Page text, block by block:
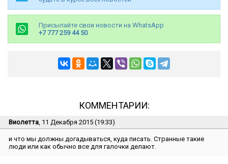
Присылайте свои новости на WhatsApp
+7 777 259 44 50
КОММЕНТАРИИ:
Виолетта, 11 Декабря 2015 (19:33)
и что мы должны догадываться, куда писать. Странные такие
люди или как обычно все для галочки делают.